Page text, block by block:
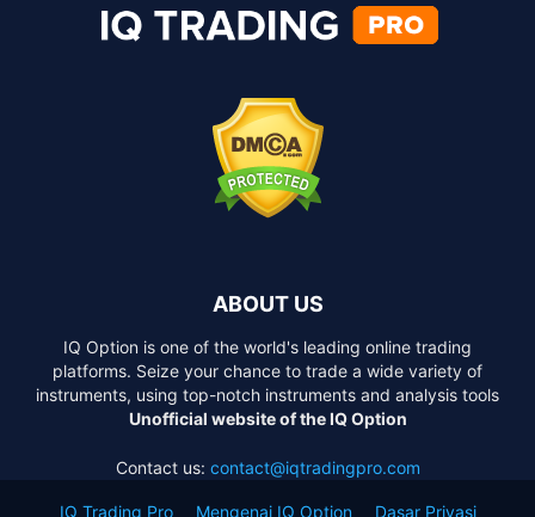
ABOUT US
IQ Option is one of the world's leading online trading
platforms. Seize your chance to trade a wide variety of
instruments, using top-notch instruments and analysis tools
Unofficial website of the IQ Option
Contact us: contact@iqtradingpro.com
IQ Trading Pro Mengenai IQ Option Dasar Privasi